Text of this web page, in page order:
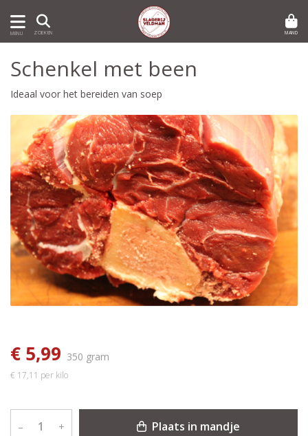
MENU ZOEKEN MAND
Schenkel met been
Ideaal voor het bereiden van soep
€ 5,99 350 gram
€ 17,11 per kilo
– + Plaats in mandje